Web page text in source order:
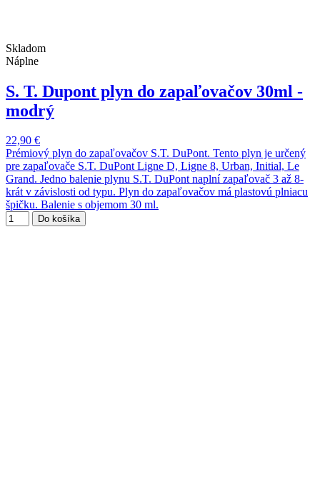
Skladom
Náplne
S. T. Dupont plyn do zapaľovačov 30ml -
modrý
22,90 €
Prémiový plyn do zapaľovačov S.T. DuPont. Tento plyn je určený
pre zapaľovače S.T. DuPont Ligne D, Ligne 8, Urban, Initial, Le
Grand. Jedno balenie plynu S.T. DuPont naplní zapaľovač 3 až 8-
krát v závislosti od typu. Plyn do zapaľovačov má plastovú plniacu
špičku. Balenie s objemom 30 ml.
Do košíka